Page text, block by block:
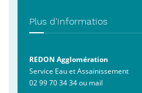
Plus d'informatios
REDON Agglomération
Service Eau et Assainissement
02 99 70 34 34 ou mail